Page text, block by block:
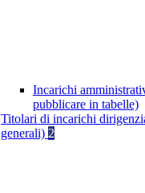
Incarichi
pubblicare in tabelle)
Titolari di incarichi
generali) 2